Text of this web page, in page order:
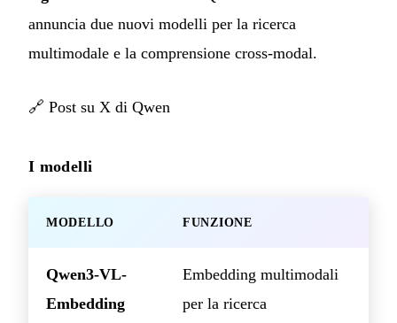
annuncia due nuovi modelli per la ricerca
multimodale e la comprensione cross-modal.
🔗 Post su X di Qwen
I modelli
MODELLO FUNZIONE
Qwen3-VL-
Embedding
Embedding multimodali
per la ricerca